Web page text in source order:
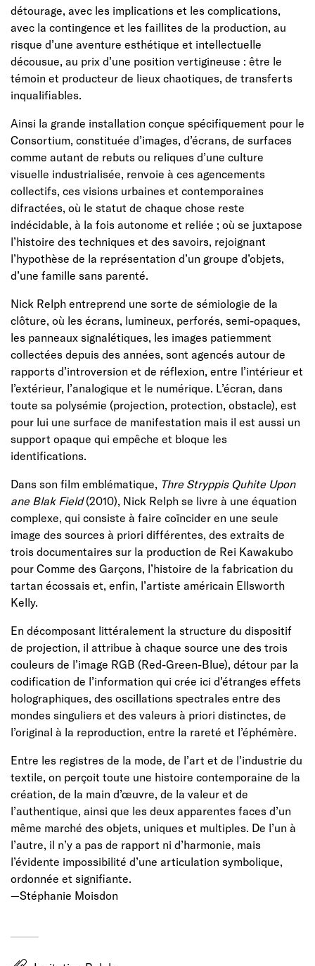
détourage, avec les implications et les complications,
avec la contingence et les faillites de la production, au
risque d’une aventure esthétique et intellectuelle
décousue, au prix d’une position vertigineuse : être le
témoin et producteur de lieux chaotiques, de transferts
inqualifiables.
Ainsi la grande installation conçue spécifiquement pour le
Consortium, constituée d’images, d’écrans, de surfaces
comme autant de rebuts ou reliques d’une culture
visuelle industrialisée, renvoie à ces agencements
collectifs, ces visions urbaines et contemporaines
difractées, où le statut de chaque chose reste
indécidable, à la fois autonome et reliée ; où se juxtapose
l’histoire des techniques et des savoirs, rejoignant
l’hypothèse de la représentation d’un groupe d’objets,
d’une famille sans parenté.
Nick Relph entreprend une sorte de sémiologie de la
clôture, où les écrans, lumineux, perforés, semi-opaques,
les panneaux signalétiques, les images patiemment
collectées depuis des années, sont agencés autour de
rapports d’introversion et de réflexion, entre l’intérieur et
l’extérieur, l’analogique et le numérique. L’écran, dans
toute sa polysémie (projection, protection, obstacle), est
pour lui une surface de manifestation mais il est aussi un
support opaque qui empêche et bloque les
identifications.
Dans son film emblématique, Thre Stryppis Quhite Upon
ane Blak Field(2010), Nick Relph se livre à une équation
complexe, qui consiste à faire coïncider en une seule
image des sources à priori différentes, des extraits de
trois documentaires sur la production de Rei Kawakubo
pour Comme des Garçons, l’histoire de la fabrication du
tartan écossais et, enfin, l’artiste américain Ellsworth
Kelly.
En décomposant littéralement la structure du dispositif
de projection, il attribue à chaque source une des trois
couleurs de l’image RGB (Red-Green-Blue), détour par la
codification de l’information qui crée ici d’étranges effets
holographiques, des oscillations spectrales entre des
mondes singuliers et des valeurs à priori distinctes, de
l’original à la reproduction, entre la rareté et l’éphémère.
Entre les registres de la mode, de l’art et de l’industrie du
textile, on perçoit toute une histoire contemporaine de la
création, de la main d’œuvre, de la valeur et de
l’authentique, ainsi que les deux apparentes faces d’un
même marché des objets, uniques et multiples. De l’un à
l’autre, il n’y a pas de rapport ni d’harmonie, mais
l’évidente impossibilité d’une articulation symbolique,
ordonnée et signifiante.
—Stéphanie Moisdon